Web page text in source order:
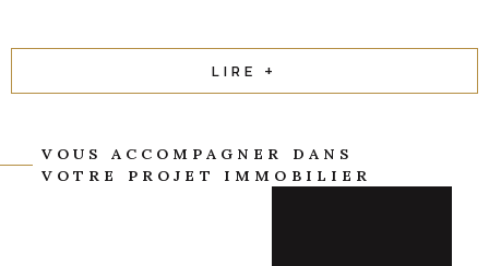
LIRE +
VOUS ACCOMPAGNER DANS
VOTRE PROJET IMMOBILIER